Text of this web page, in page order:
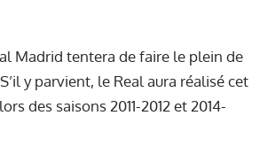
Madrid tentera de faire le plein de
y parvient, le Real aura réalisé cet
des saisons 2011-2012 et 2014-